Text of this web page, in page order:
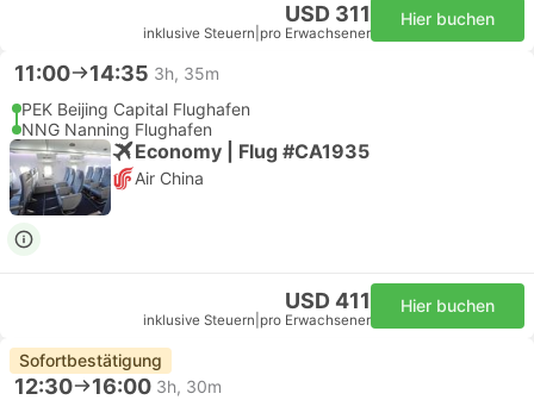
USD 311
inklusive Steuern pro Erwachsener
Hier buchen
11:00 14:35 3h, 35m
PEK Beijing Capital Flughafen
NNG Nanning Flughafen
Economy | Flug #CA1935
Air China
USD 411
inklusive Steuern pro Erwachsener
Hier buchen
Sofortbestätigung
12:30 16:00 3h, 30m